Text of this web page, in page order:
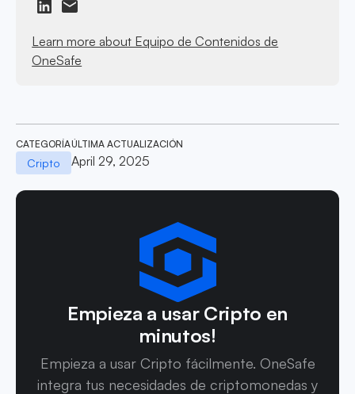
Learn more about Equipo de Contenidos de
OneSafe
CATEGORÍA
Cripto
ÚLTIMA ACTUALIZACIÓN
April 29, 2025
Empieza a usar Cripto en
minutos!
Empieza a usar Cripto fácilmente. OneSafe
integra tus necesidades de criptomonedas y